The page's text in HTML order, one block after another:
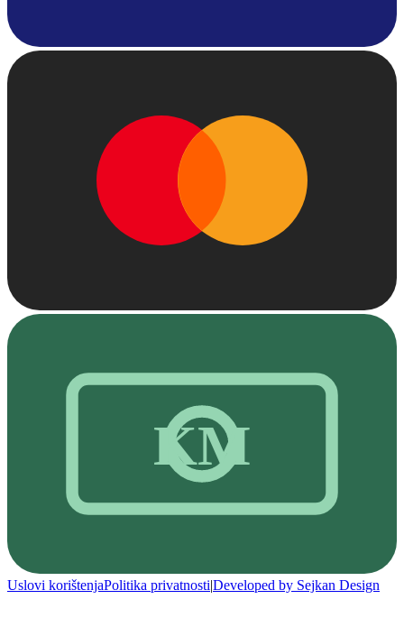
KM
Uslovi korištenjaPolitika privatnosti|Developed by Sejkan Design